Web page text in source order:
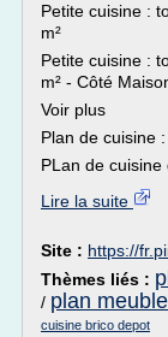
Petite cuisine :
m²
Petite cuisine :
m² - Côté
Voir plus
Plan de cuisine
PLan de cuisine
Lire la suite
Site : https://
Thèmes liés :
/ plan
cuisine brico depot